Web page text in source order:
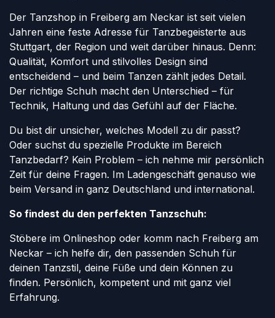
Der Tanzshop in Freiberg am Neckar ist seit vielen
Jahren eine feste Adresse für Tanzbegeisterte aus
Stuttgart, der Region und weit darüber hinaus. Denn:
Qualität, Komfort und stilvolles Design sind
entscheidend – und beim Tanzen zählt jedes Detail.
Der richtige Schuh macht den Unterschied – für
Technik, Haltung und das Gefühl auf der Fläche.
Du bist dir unsicher, welches Modell zu dir passt?
Oder suchst du spezielle Produkte im Bereich
Tanzbedarf? Kein Problem – ich nehme mir persönlich
Zeit für deine Fragen. Im Ladengeschäft genauso wie
beim Versand in ganz Deutschland und international.
So findest du den perfekten Tanzschuh:
Stöbere im Onlineshop oder komm nach Freiberg am
Neckar – ich helfe dir, den passenden Schuh für
deinen Tanzstil, deine Füße und dein Können zu
finden. Persönlich, kompetent und mit ganz viel
Erfahrung.